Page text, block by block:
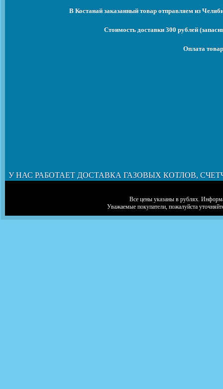
В Костанай заказанный товар отправляем из
Стоимость доставки 300 рублей
Оплата
У НАС РАБОТАЕТ ДОСТАВКА ГАЗОВЫХ КОТЛОВ,
Все цены указаны в рублях.
Уважаемые покупатели, пожалуйста